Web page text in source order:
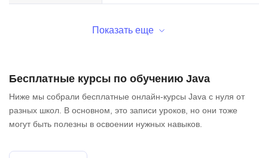
Показать еще
Бесплатные курсы по обучению Java
Ниже мы собрали бесплатные онлайн-курсы Java с нуля от
разных школ. В основном, это записи уроков, но они тоже
могут быть полезны в освоении нужных навыков.